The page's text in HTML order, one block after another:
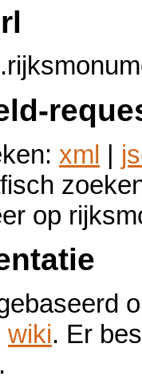
xml |
op
wiki. Er
.